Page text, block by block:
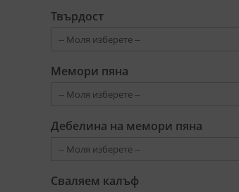
Твърдост
Мемори пяна
Дебелина на мемори пяна
Сваляем калъф